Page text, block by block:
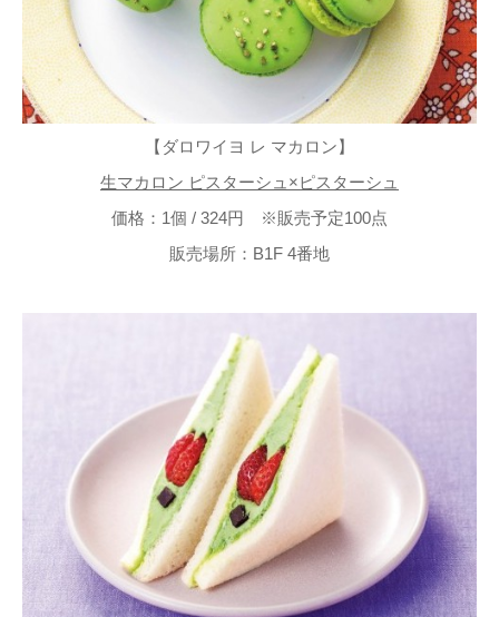
【ダロワイヨ レ マカロン】
生マカロン ピスターシュ×ピスターシュ
価格：1個 / 324円 ※販売予定100点
販売場所：B1F 4番地